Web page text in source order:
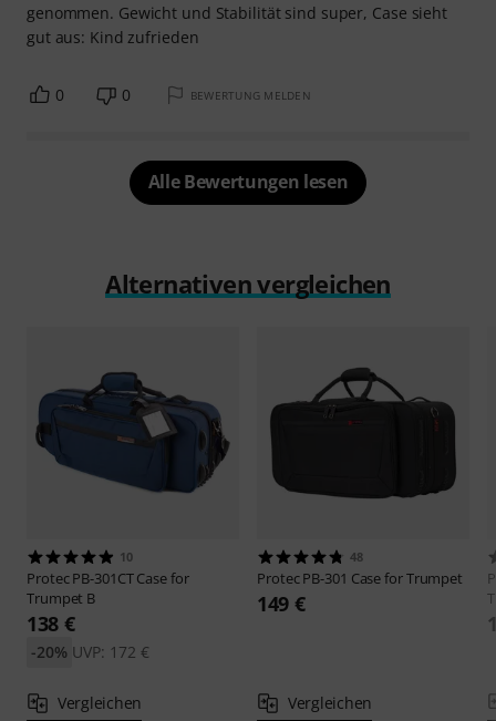
genommen. Gewicht und Stabilität sind super, Case sieht
gut aus: Kind zufrieden
0 0 BEWERTUNG MELDEN
Alle Bewertungen lesen
Alternativen vergleichen
10
ProtecPB-301CT Case for
Trumpet B
138 €
UVP: 172 €
-20%
Vergleichen
48
ProtecPB-301 Case for Trumpet
149 €
Vergleichen